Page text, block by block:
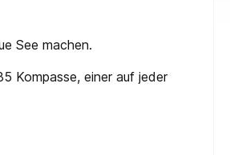
See machen.
Kompasse, einer auf jeder